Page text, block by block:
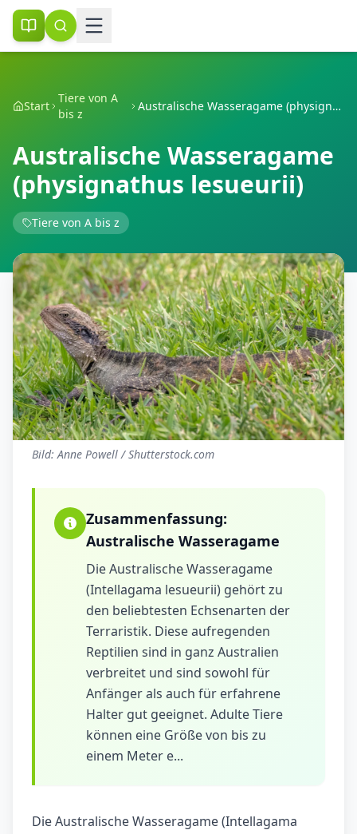
Start
Tiere von A
bis z
Australische Wasseragame (physignathus lesueurii)
Australische Wasseragame
(physignathus lesueurii)
Tiere von A bis z
Bild: Anne Powell / Shutterstock.com
Zusammenfassung:
Australische Wasseragame
Die Australische Wasseragame
(Intellagama lesueurii) gehört zu
den beliebtesten Echsenarten der
Terraristik. Diese aufregenden
Reptilien sind in ganz Australien
verbreitet und sind sowohl für
Anfänger als auch für erfahrene
Halter gut geeignet. Adulte Tiere
können eine Größe von bis zu
einem Meter e...
Die Australische Wasseragame (Intellagama